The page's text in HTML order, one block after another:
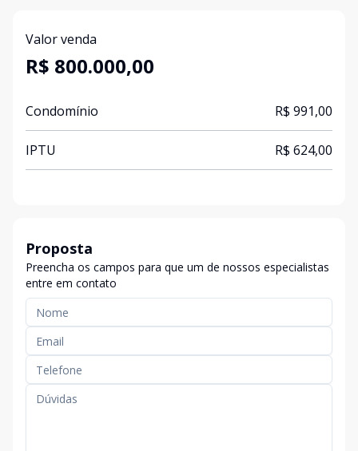
Valor venda
R$ 800.000,00
Condomínio R$ 991,00
IPTU R$ 624,00
Proposta
Preencha os campos para que um de nossos especialistas
entre em contato